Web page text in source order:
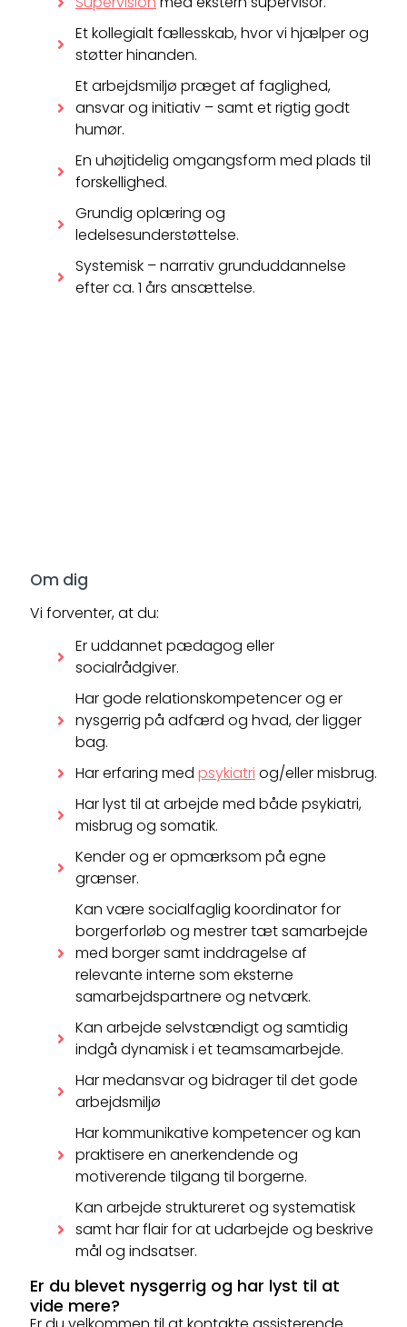
Et kollegialt fællesskab, hvor vi hjælper og
støtter hinanden.
Et arbejdsmiljø præget af faglighed,
ansvar og initiativ – samt et rigtig godt
humør.
En uhøjtidelig omgangsform med plads til
forskellighed.
Grundig oplæring og
ledelsesunderstøttelse.
Systemisk – narrativ grunduddannelse
efter ca. 1 års ansættelse.
Om dig
Vi forventer, at du:
Er uddannet pædagog eller
socialrådgiver.
Har gode relationskompetencer og er
nysgerrig på adfærd og hvad, der ligger
bag.
Har erfaring med psykiatri og/eller misbrug.
Har lyst til at arbejde med både psykiatri,
misbrug og somatik.
Kender og er opmærksom på egne
grænser.
Kan være socialfaglig koordinator for
borgerforløb og mestrer tæt samarbejde
med borger samt inddragelse af
relevante interne som eksterne
samarbejdspartnere og netværk.
Kan arbejde selvstændigt og samtidig
indgå dynamisk i et teamsamarbejde.
Har medansvar og bidrager til det gode
arbejdsmiljø
Har kommunikative kompetencer og kan
praktisere en anerkendende og
motiverende tilgang til borgerne.
Kan arbejde struktureret og systematisk
samt har flair for at udarbejde og beskrive
mål og indsatser.
Er du blevet nysgerrig og har lyst til at
vide mere?